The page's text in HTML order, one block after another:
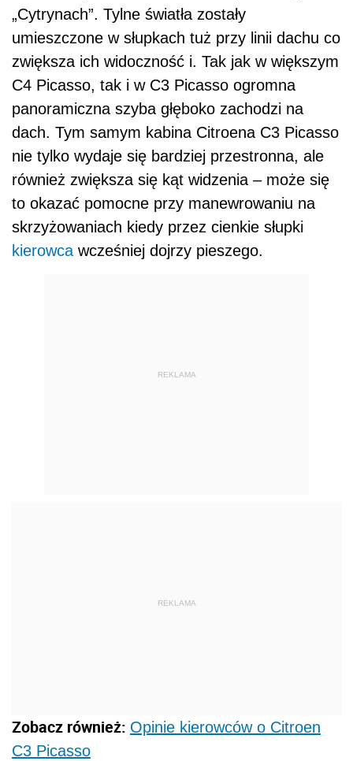
„Cytrynach”. Tylne światła zostały
umieszczone w słupkach tuż przy linii dachu co
zwiększa ich widoczność i. Tak jak w większym
C4 Picasso, tak i w C3 Picasso ogromna
panoramiczna szyba głęboko zachodzi na
dach. Tym samym kabina Citroena C3 Picasso
nie tylko wydaje się bardziej przestronna, ale
również zwiększa się kąt widzenia – może się
to okazać pomocne przy manewrowaniu na
skrzyżowaniach kiedy przez cienkie słupki
kierowca wcześniej dojrzy pieszego.
REKLAMA
REKLAMA
Zobacz również: Opinie kierowców o Citroen
C3 Picasso